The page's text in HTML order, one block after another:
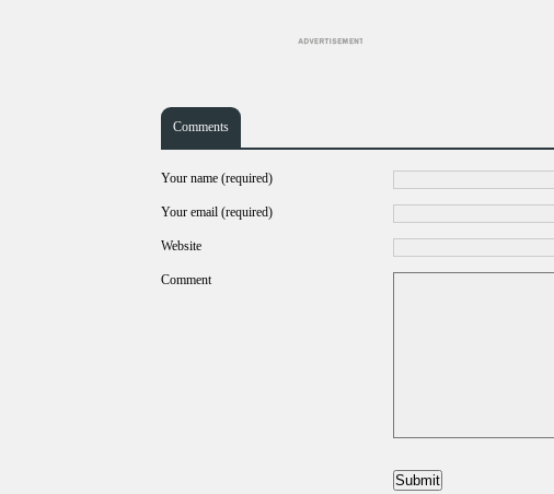
Comments
Your name (required)
Your email (required)
Website
Comment